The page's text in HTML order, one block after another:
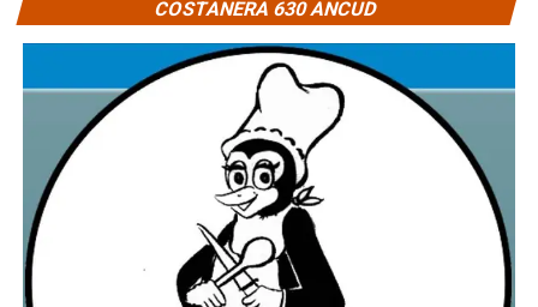
COSTANERA 630 ANCUD